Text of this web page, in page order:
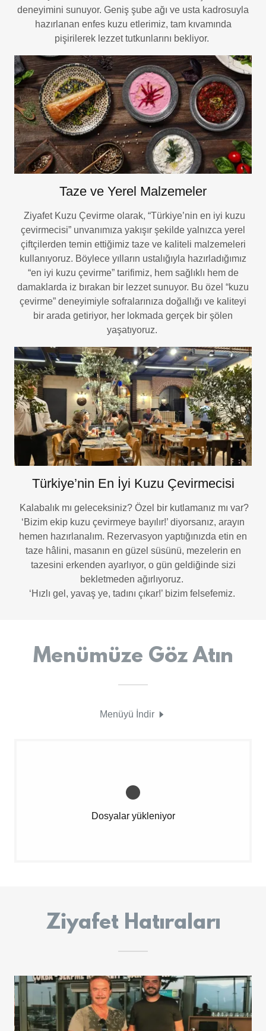
deneyimini sunuyor. Geniş şube ağı ve usta kadrosuyla
hazırlanan enfes kuzu etlerimiz, tam kıvamında
pişirilerek lezzet tutkunlarını bekliyor.
Taze ve Yerel Malzemeler
Ziyafet Kuzu Çevirme olarak, “Türkiye’nin en iyi kuzu
çevirmecisi” unvanımıza yakışır şekilde yalnızca yerel
çiftçilerden temin ettiğimiz taze ve kaliteli malzemeleri
kullanıyoruz. Böylece yılların ustalığıyla hazırladığımız
“en iyi kuzu çevirme” tarifimiz, hem sağlıklı hem de
damaklarda iz bırakan bir lezzet sunuyor. Bu özel “kuzu
çevirme” deneyimiyle sofralarınıza doğallığı ve kaliteyi
bir arada getiriyor, her lokmada gerçek bir şölen
yaşatıyoruz.
Türkiye’nin En İyi Kuzu Çevirmecisi
Kalabalık mı geleceksiniz? Özel bir kutlamanız mı var?
‘Bizim ekip kuzu çevirmeye bayılır!’ diyorsanız, arayın
hemen hazırlanalım. Rezervasyon yaptığınızda etin en
taze hâlini, masanın en güzel süsünü, mezelerin en
tazesini erkenden ayarlıyor, o gün geldiğinde sizi
bekletmeden ağırlıyoruz.
‘Hızlı gel, yavaş ye, tadını çıkar!’ bizim felsefemiz.
Menümüze Göz Atın
Menüyü İndir
Dosyalar yükleniyor
Ziyafet Hatıraları